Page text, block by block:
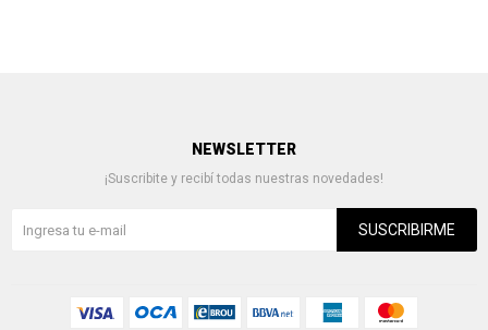
NEWSLETTER
¡Suscribite y recibí todas nuestras novedades!
SUSCRIBIRME